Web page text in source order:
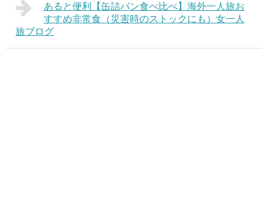
あると便利【缶詰パン食べ比べ】海外一人旅お
すすめ非常食（災害時のストックにも）女一人
旅ブログ